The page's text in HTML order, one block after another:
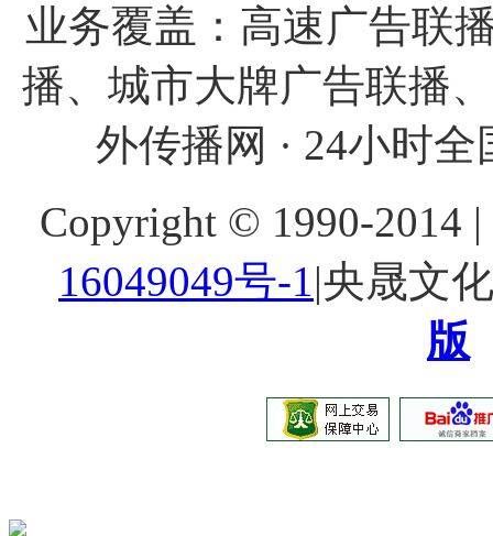
业务覆盖：高速广告联
播、城市大牌广告联播
外传播网 · 24小时
Copyright © 1990-2014
16049049号-1|央晟文
版